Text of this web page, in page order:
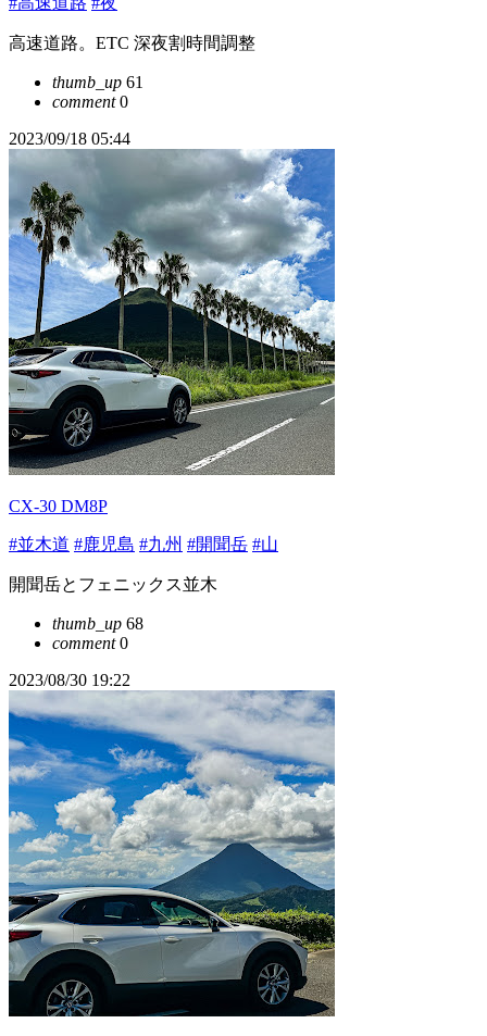
高速道路。ETC 深夜割時間調整
thumb_up 61
comment0
2023/09/18 05:44
CX-30 DM8P
#並木道 #鹿児島 #九州 #開聞岳 #山
開聞岳とフェニックス並木
thumb_up 68
comment0
2023/08/30 19:22